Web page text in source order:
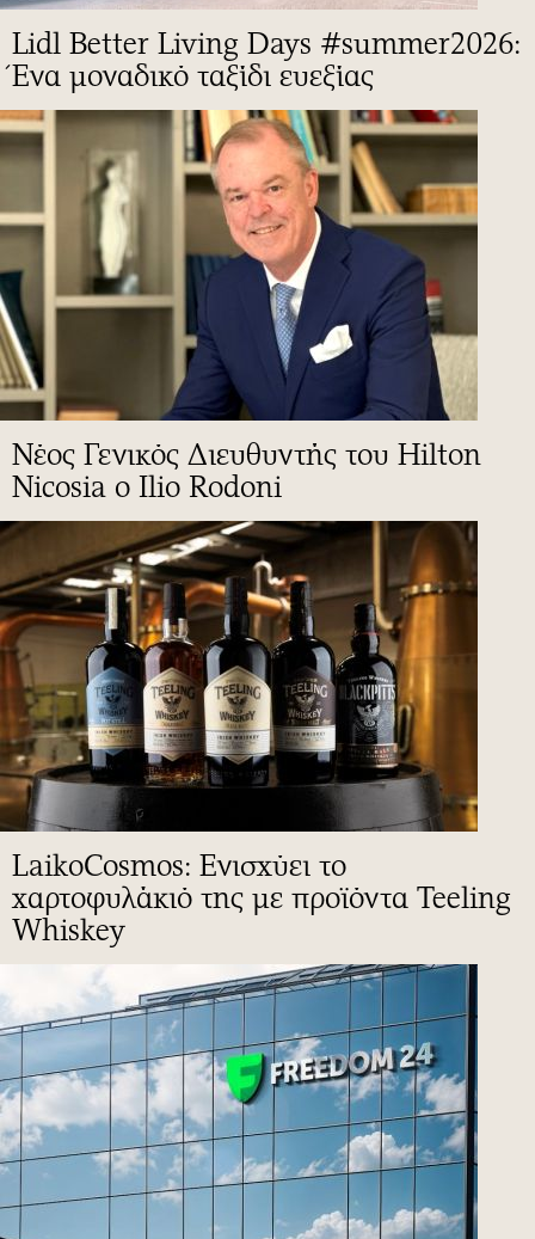
Lidl Better Living Days #summer2026:
Ένα μοναδικό ταξίδι ευεξίας
Νέος Γενικός Διευθυντής του Hilton
Nicosia ο Ilio Rodoni
LaikoCosmos: Ενισχύει το
χαρτοφυλάκιό της με προϊόντα Teeling
Whiskey